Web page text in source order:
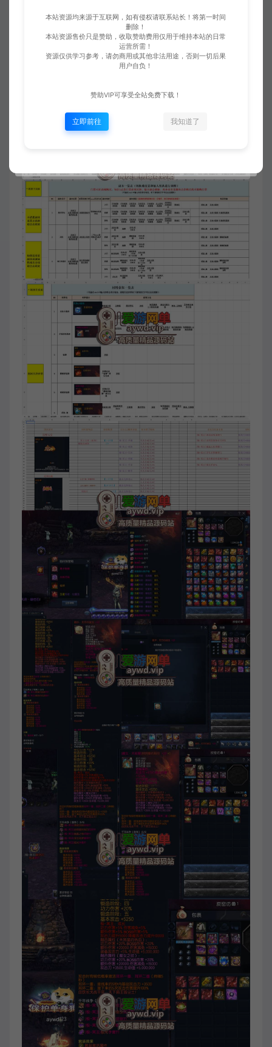
本站资源均来源于互联网，如有侵权请联系站长！将第一时间
删除！
本站资源售价只是赞助，收取赞助费用仅用于维持本站的日常
运营所需！
资源仅供学习参考，请勿商用或其他非法用途，否则一切后果
用户自负！
赞助VIP可享受全站免费下载！
立即前往 我知道了